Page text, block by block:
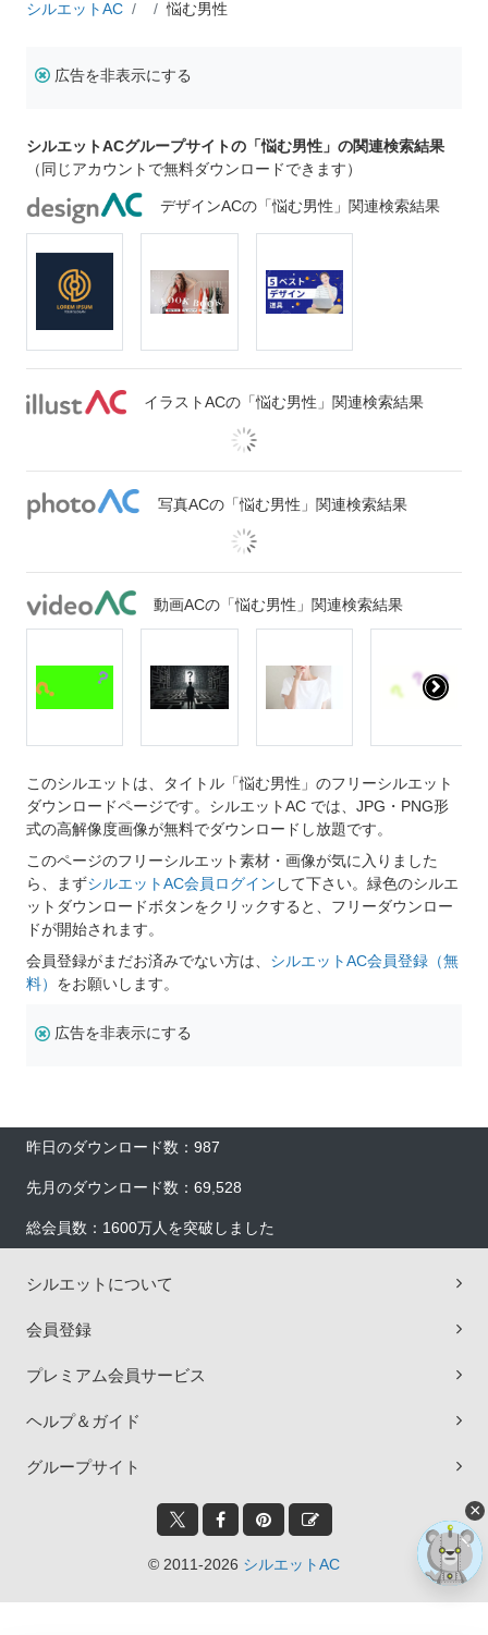
シルエットAC 悩む男性
広告を非表示にする
シルエットACグループサイトの「悩む男性」の関連検索結果
（同じアカウントで無料ダウンロードできます）
デザインACの「悩む男性」関連検索結果
イラストACの「悩む男性」関連検索結果
写真ACの「悩む男性」関連検索結果
動画ACの「悩む男性」関連検索結果
このシルエットは、タイトル「悩む男性」のフリーシルエット
ダウンロードページです。シルエットAC では、JPG・PNG形
式の高解像度画像が無料でダウンロードし放題です。
このページのフリーシルエット素材・画像が気に入りました
ら、まずシルエットAC会員ログイン して下さい。緑色のシルエ
ットダウンロードボタンをクリックすると、フリーダウンロー
ドが開始されます。
会員登録がまだお済みでない方は、 シルエットAC会員登録（無
料） をお願いします。
広告を非表示にする
昨日のダウンロード数：987
先月のダウンロード数：69,528
総会員数：1600万人を突破しました
シルエットについて
会員登録
プレミアム会員サービス
ヘルプ＆ガイド
グループサイト
© 2011-2026 シルエットAC
×